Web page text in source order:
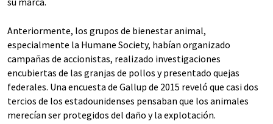
Anteriormente, los grupos de bienestar animal,
especialmente la Humane Society, habían organizado
campañas de accionistas, realizado investigaciones
encubiertas de las granjas de pollos y presentado quejas
federales. Una encuesta de Gallup de 2015 reveló que casi dos
tercios de los estadounidenses pensaban que los animales
merecían ser protegidos del daño y la explotación.